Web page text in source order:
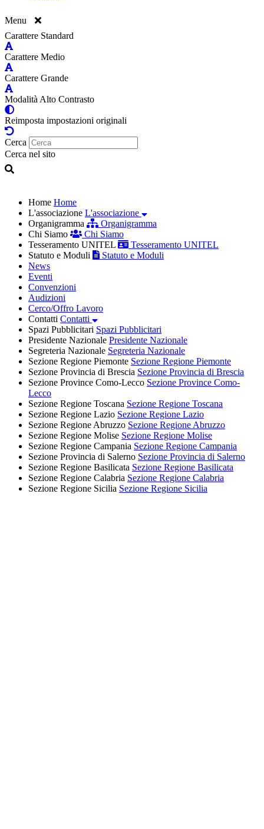
Menu
Carattere Standard
Carattere Medio
Carattere Grande
Modalità Alto Contrasto
Reimposta impostazioni originali
Cerca
Cerca nel sito
Home Home
L'associazione L'associazione
Organigramma
Organigramma
Chi Siamo
Chi Siamo
Tesseramento UNITEL
Tesseramento UNITEL
Statuto e Moduli
Statuto e Moduli
News
Eventi
Convenzioni
Audizioni
Cerco/Offro Lavoro
Contatti Contatti
Spazi Pubblicitari Spazi Pubblicitari
Presidente Nazionale Presidente Nazionale
Segreteria Nazionale Segreteria Nazionale
Sezione Regione Piemonte Sezione Regione Piemonte
Sezione Provincia di Brescia Sezione Provincia di Brescia
Sezione Province Como-Lecco Sezione Province Como-
Lecco
Sezione Regione Toscana Sezione Regione Toscana
Sezione Regione Lazio Sezione Regione Lazio
Sezione Regione Abruzzo Sezione Regione Abruzzo
Sezione Regione Molise Sezione Regione Molise
Sezione Regione Campania Sezione Regione Campania
Sezione Provincia di Salerno Sezione Provincia di Salerno
Sezione Regione Basilicata Sezione Regione Basilicata
Sezione Regione Calabria Sezione Regione Calabria
Sezione Regione Sicilia Sezione Regione Sicilia